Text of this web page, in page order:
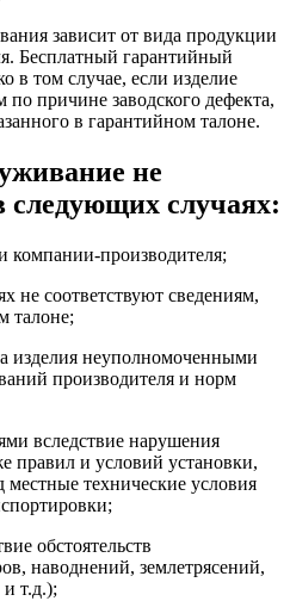
зависит от вида продукции
Бесплатный гарантийный
в том случае, если изделие
причине заводского дефекта,
в гарантийном талоне.
не
следующих случаях:
производителя;
не соответствуют сведениям,
талоне;
изделия неуполномоченными
производителя и норм
вследствие нарушения
правил и условий установки,
технические условия
обстоятельств
наводнений, землетрясений,
т.д.);